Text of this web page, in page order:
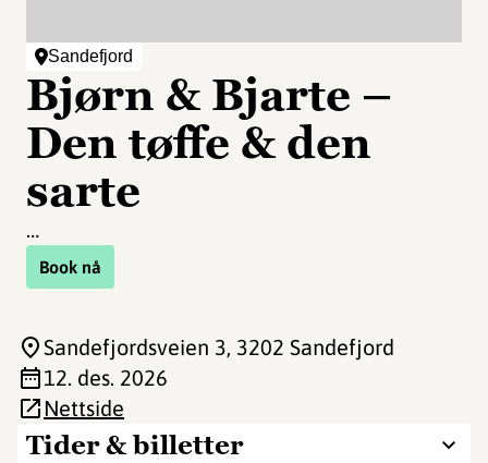
Sandefjord
Bjørn & Bjarte –
Den tøffe & den
sarte
…
Book nå
Tider & billetter
Sandefjordsveien 3, 3202 Sandefjord
12. des. 2026
Nettside